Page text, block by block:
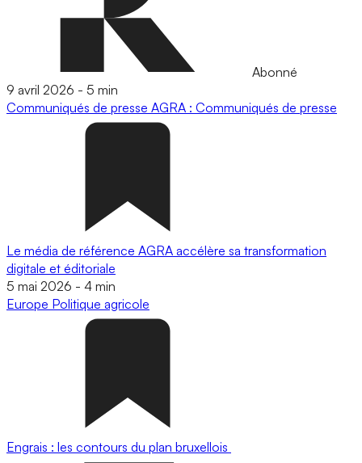
Abonné
9 avril 2026 - 5 min
Communiqués de presse AGRA : Communiqués de presse
Le média de référence AGRA accélère sa transformation
digitale et éditoriale
5 mai 2026 - 4 min
Europe Politique agricole
Engrais : les contours du plan bruxellois